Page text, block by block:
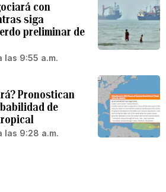
con
siga
preliminar de
las 9:55 a.m.
Pronostican
de
las 9:28 a.m.